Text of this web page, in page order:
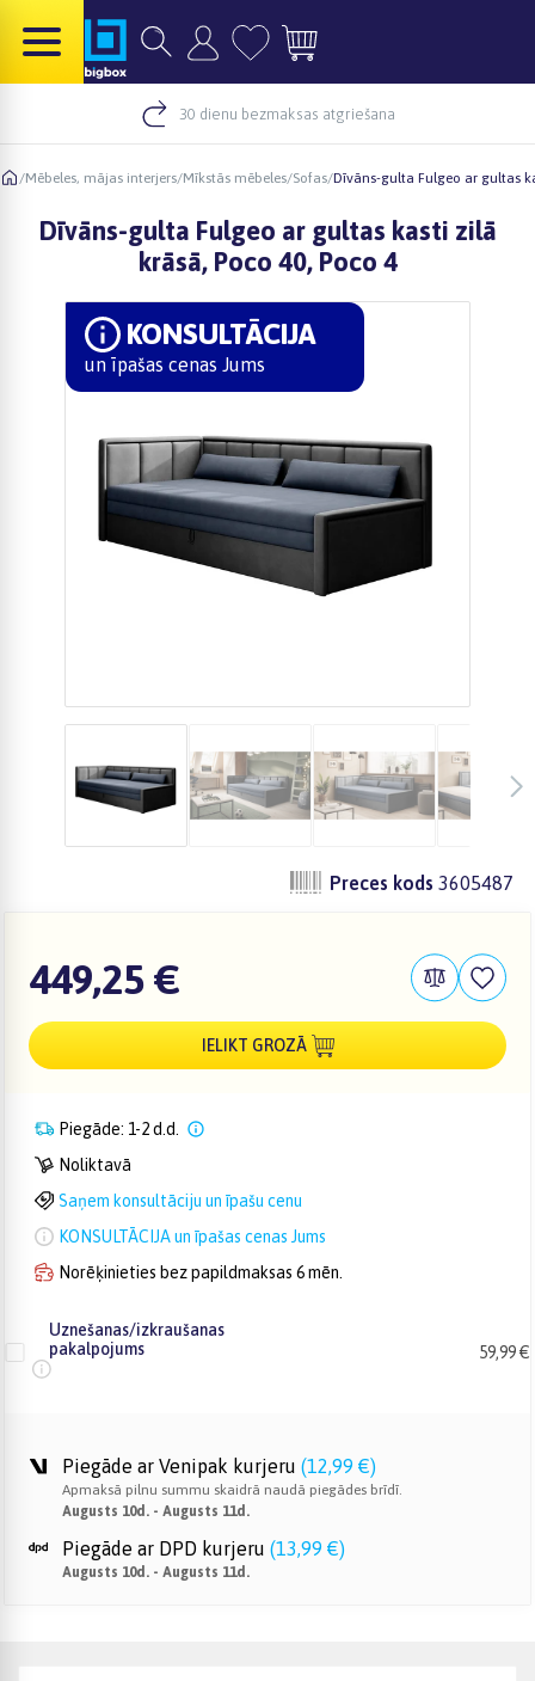
30 dienu bezmaksas atgriešana
/Mēbeles, mājas interjers/Mīkstās mēbeles/Sofas/Dīvāns-gulta Fulgeo ar gultas
Dīvāns-gulta Fulgeo ar gultas kasti zilā
krāsā, Poco 40, Poco 4
KONSULTĀCIJA
un īpašas cenas Jums
Preces kods 3605487
449,25 €
IELIKT GROZĀ
Piegāde: 1-2 d.d.
Noliktavā
Saņem konsultāciju un īpašu cenu
KONSULTĀCIJA un īpašas cenas Jums
Norēķinieties bez papildmaksas 6 mēn.
Uznešanas/izkraušanas
pakalpojums
59,99 €
Piegāde ar Venipak kurjeru (12,99 €)
Apmaksā pilnu summu skaidrā naudā piegādes brīdī.
Augusts 10d. - Augusts 11d.
Piegāde ar DPD kurjeru (13,99 €)
Augusts 10d. - Augusts 11d.